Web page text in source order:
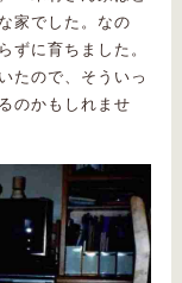
家でした。なの
ずに育ちました。
たので、そういっ
のかもしれませ